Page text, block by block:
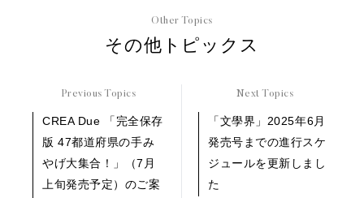
Other Topics
その他トピックス
Previous Topics
CREA Due 「完全保存
版 47都道府県の手み
やげ大集合！」（7月
上旬発売予定）のご案
Next Topics
「文學界」2025年6月
発売号までの進行スケ
ジュールを更新しまし
た